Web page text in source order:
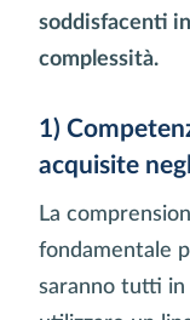
soddisfacenti
complessità.
1)
acquisite
La
fondamentale
saranno tutti in